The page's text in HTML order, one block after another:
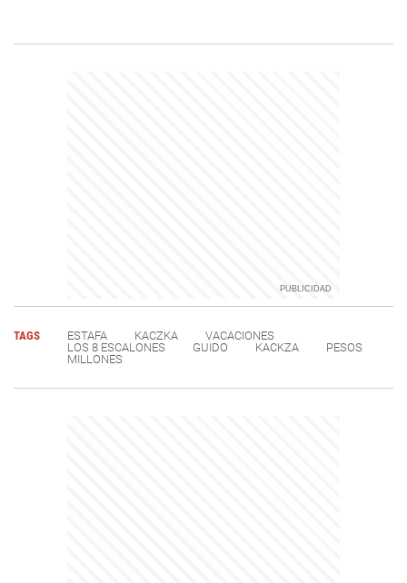
TAGS ESTAFA KACZKA
VACACIONES
LOS 8 ESCALONES
GUIDO KACKZA
PESOS
MILLONES